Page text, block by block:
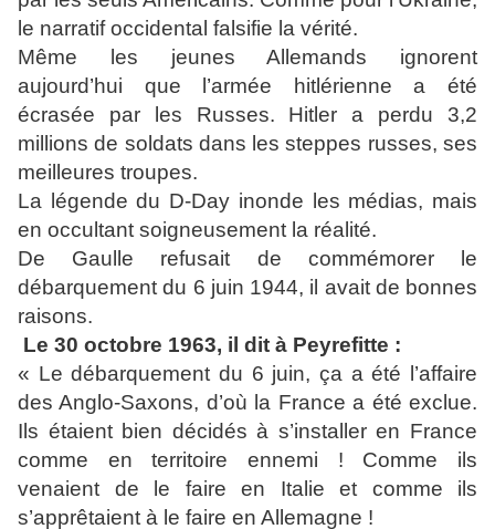
le narratif occidental falsifie la vérité.
Même les jeunes Allemands ignorent
aujourd’hui que l’armée hitlérienne a été
écrasée par les Russes. Hitler a perdu 3,2
millions de soldats dans les steppes russes, ses
meilleures troupes.
La légende du D-Day inonde les médias, mais
en occultant soigneusement la réalité.
De Gaulle refusait de commémorer le
débarquement du 6 juin 1944, il avait de bonnes
raisons.
Le 30 octobre 1963, il dit à Peyrefitte :
« Le débarquement du 6 juin, ça a été l’affaire
des Anglo-Saxons, d’où la France a été exclue.
Ils étaient bien décidés à s’installer en France
comme en territoire ennemi ! Comme ils
venaient de le faire en Italie et comme ils
s’apprêtaient à le faire en Allemagne !